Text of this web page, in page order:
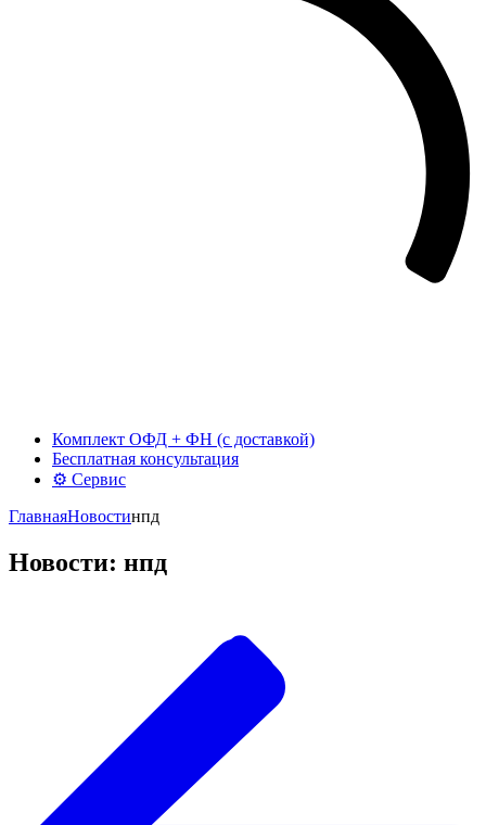
Комплект ОФД + ФН (с доставкой)
Бесплатная консультация
⚙️ Сервис
ГлавнаяНовостинпд
Новости: нпд